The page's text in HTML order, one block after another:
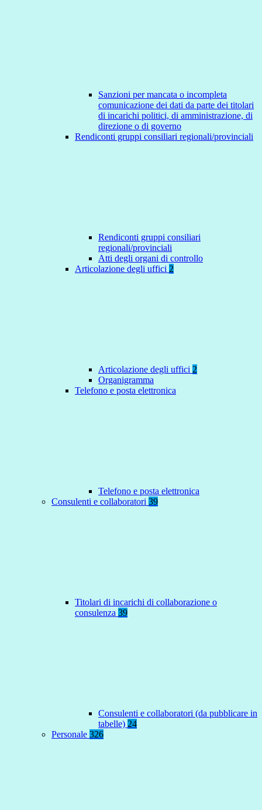
Sanzioni per mancata o incompleta
comunicazione dei dati da parte dei titolari
di incarichi politici, di amministrazione, di
direzione o di governo
Rendiconti gruppi consiliari regionali/provinciali
Rendiconti gruppi consiliari
regionali/provinciali
Atti degli organi di controllo
Articolazione degli uffici 2
Articolazione degli uffici 2
Organigramma
Telefono e posta elettronica
Telefono e posta elettronica
Consulenti e collaboratori 39
Titolari di incarichi di collaborazione o
consulenza 39
Consulenti e collaboratori (da pubblicare in
tabelle) 24
Personale 326